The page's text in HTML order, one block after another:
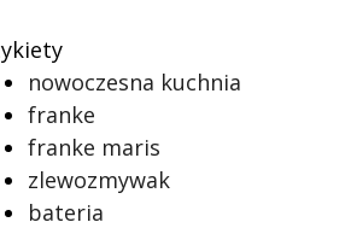
nowoczesna kuchnia
franke
franke maris
zlewozmywak
bateria